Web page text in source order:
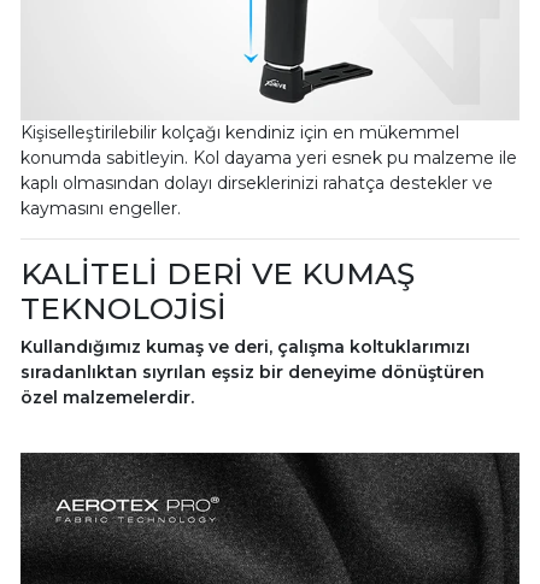
Kişiselleştirilebilir kolçağı kendiniz için en mükemmel
konumda sabitleyin. Kol dayama yeri esnek pu malzeme ile
kaplı olmasından dolayı dirseklerinizi rahatça destekler ve
kaymasını engeller.
KALİTELİ DERİ VE KUMAŞ
TEKNOLOJİSİ
Kullandığımız kumaş ve deri, çalışma koltuklarımızı
sıradanlıktan sıyrılan eşsiz bir deneyime dönüştüren
özel malzemelerdir.